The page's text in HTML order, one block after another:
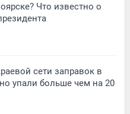
Что известно о
сети заправок в
упали больше чем на 20